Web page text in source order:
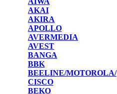
AKAI
AKIRA
APOLLO
AVERMEDIA
AVEST
BANGA
BBK
BEELINE/MOTOROLA/
CISCO
BEKO